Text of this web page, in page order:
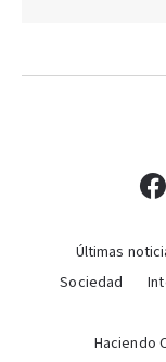
Últimas
Sociedad
Haciendo